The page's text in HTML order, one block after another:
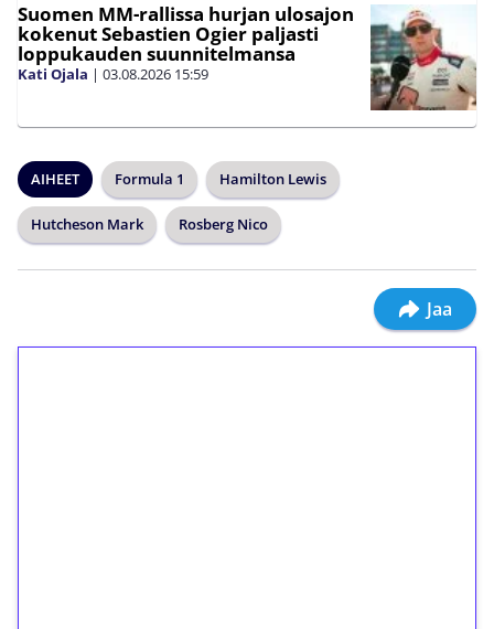
Suomen MM-rallissa hurjan ulosajon
kokenut Sebastien Ogier paljasti
loppukauden suunnitelmansa
Kati Ojala | 03.08.2026 15:59
AIHEET Formula 1 Hamilton Lewis
Hutcheson Mark Rosberg Nico
Jaa